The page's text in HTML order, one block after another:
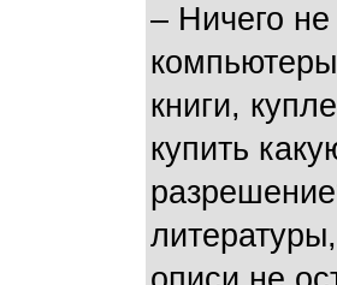
– Ничего
книги,
купить